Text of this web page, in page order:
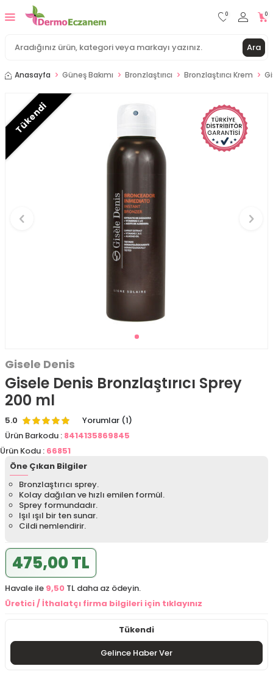
Ara
0 0
Anasayfa Güneş Bakımı Bronzlaştırıcı Bronzlaştırıcı Krem
Tükendi
Gisele Denis
Gisele Denis Bronzlaştırıcı Sprey
200 ml
5.0
Yorumlar (1)
Ürün Barkodu : 8414135869845
Ürün Kodu : 66851
Öne Çıkan Bilgiler
Bronzlaştırıcı sprey.
Kolay dağılan ve hızlı emilen formül.
Sprey formundadır.
Işıl ışıl bir ten sunar.
Cildi nemlendirir.
475,00 TL
Havale ile 9,50 TL daha az ödeyin.
Üretici / İthalatçı firma bilgileri için tıklayınız
Tükendi
Gelince Haber Ver